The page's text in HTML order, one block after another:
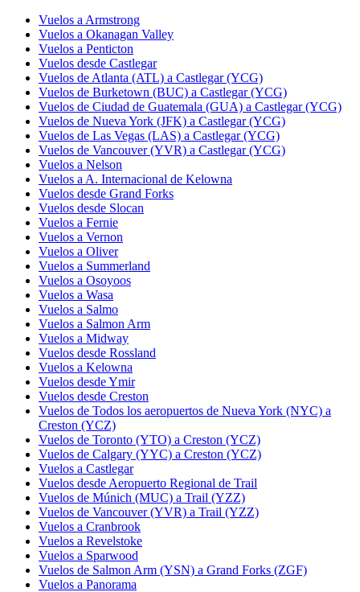
Vuelos a Armstrong
Vuelos a Okanagan Valley
Vuelos a Penticton
Vuelos desde Castlegar
Vuelos de Atlanta (ATL) a Castlegar (YCG)
Vuelos de Burketown (BUC) a Castlegar (YCG)
Vuelos de Ciudad de Guatemala (GUA) a Castlegar (YCG)
Vuelos de Nueva York (JFK) a Castlegar (YCG)
Vuelos de Las Vegas (LAS) a Castlegar (YCG)
Vuelos de Vancouver (YVR) a Castlegar (YCG)
Vuelos a Nelson
Vuelos a A. Internacional de Kelowna
Vuelos desde Grand Forks
Vuelos desde Slocan
Vuelos a Fernie
Vuelos a Vernon
Vuelos a Oliver
Vuelos a Summerland
Vuelos a Osoyoos
Vuelos a Wasa
Vuelos a Salmo
Vuelos a Salmon Arm
Vuelos a Midway
Vuelos desde Rossland
Vuelos a Kelowna
Vuelos desde Ymir
Vuelos desde Creston
Vuelos de Todos los aeropuertos de Nueva York (NYC) a
Creston (YCZ)
Vuelos de Toronto (YTO) a Creston (YCZ)
Vuelos de Calgary (YYC) a Creston (YCZ)
Vuelos a Castlegar
Vuelos desde Aeropuerto Regional de Trail
Vuelos de Múnich (MUC) a Trail (YZZ)
Vuelos de Vancouver (YVR) a Trail (YZZ)
Vuelos a Cranbrook
Vuelos a Revelstoke
Vuelos a Sparwood
Vuelos de Salmon Arm (YSN) a Grand Forks (ZGF)
Vuelos a Panorama